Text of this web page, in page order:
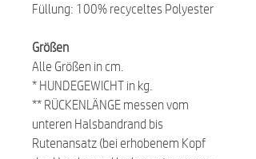
Füllung: 100% recyceltes Polyester
Größen
Alle Größen in cm.
* HUNDEGEWICHT in kg.
** RÜCKENLÄNGE messen vom
unteren Halsbandrand bis
Rutenansatz (bei erhobenem Kopf